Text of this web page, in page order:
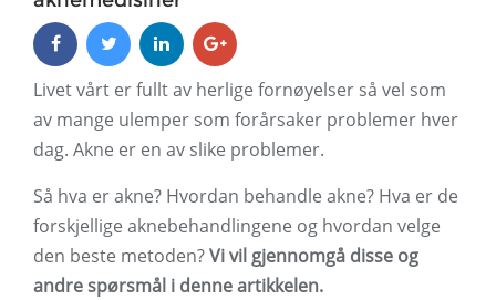
Livet vårt er fullt av herlige fornøyelser så vel som
av mange ulemper som forårsaker problemer hver
dag. Akne er en av slike problemer.
Så hva er akne? Hvordan behandle akne? Hva er de
forskjellige aknebehandlingene og hvordan velge
den beste metoden?Vi vil gjennomgå disse og
andre spørsmål i denne artikkelen.